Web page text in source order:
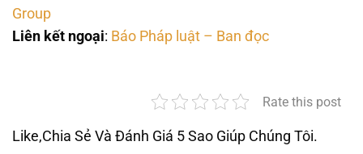
Group
Liên kết ngoại: Báo Pháp luật – Ban đọc
Rate this post
Like,Chia Sẻ Và Đánh Giá 5 Sao Giúp Chúng Tôi.